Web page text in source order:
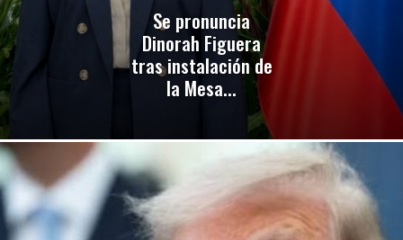
Se pronuncia
Dinorah Figuera
tras instalación de
la Mesa...